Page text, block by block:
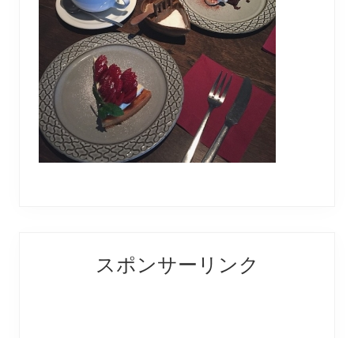
Interactions
Sidebarスポンサーリンク